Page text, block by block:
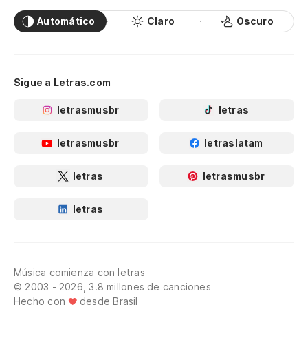
Automático Claro Oscuro
Sigue a Letras.com
letrasmusbr letras
letrasmusbr letraslatam
letras letrasmusbr
letras
Música comienza con letras
© 2003 - 2026, 3.8 millones de canciones
Hecho con
desde Brasil